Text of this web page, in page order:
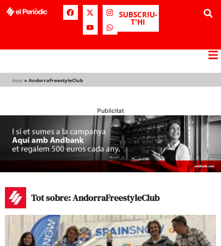
SUBSCRIU-
T'HI
Inici » AndorraFreestyleClub
Publicitat
Tot sobre: AndorraFreestyleClub